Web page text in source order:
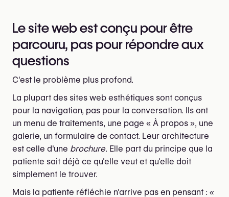
Le site web est conçu pour être
parcouru, pas pour répondre aux
questions
C'est le problème plus profond.
La plupart des sites web esthétiques sont conçus
pour la navigation, pas pour la conversation. Ils ont
un menu de traitements, une page « À propos », une
galerie, un formulaire de contact. Leur architecture
est celle d'une brochure. Elle part du principe que la
patiente sait déjà ce qu'elle veut et qu'elle doit
simplement le trouver.
Mais la patiente réfléchie n'arrive pas en pensant : «